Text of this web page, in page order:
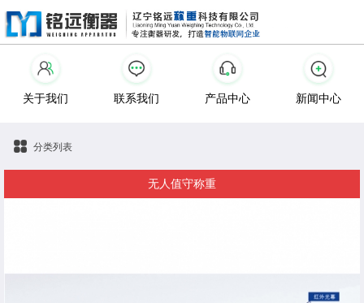
关于我们 联系我们 产品中心 新闻中心
分类列表
无人值守称重